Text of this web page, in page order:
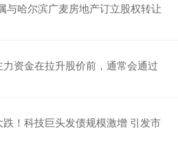
与哈尔滨广麦房地产订立股权转让
资金在拉升股价前，通常会通过
！科技巨头发债规模激增 引发市